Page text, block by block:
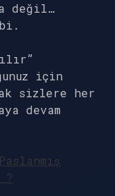
değil…
için
sizlere her
devam
Paslanmış
?